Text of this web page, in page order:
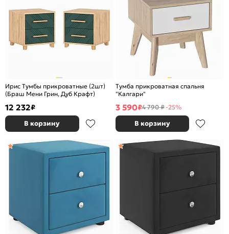
Ирис Тумбы прикроватные (2шт)
(Браш Мени Грин, Дуб Крафт)
12 232₽
В корзину
Тумба прикроватная спальня
"Калгари"
3 590₽4 790 ₽-25%
В корзину